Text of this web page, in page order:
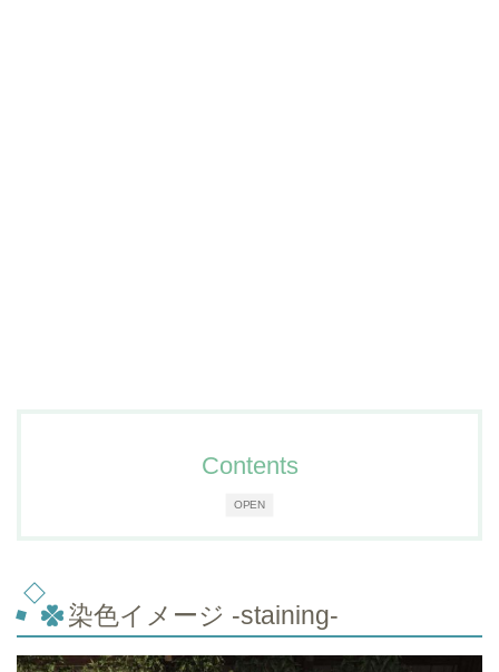
OPEN
Contents
染色イメージ -staining-